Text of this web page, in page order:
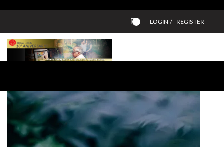
LOGIN / REGISTER